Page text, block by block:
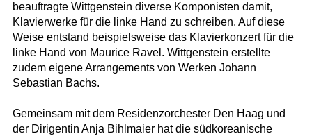
beauftragte Wittgenstein diverse Komponisten damit,
Klavierwerke für die linke Hand zu schreiben. Auf diese
Weise entstand beispielsweise das Klavierkonzert für die
linke Hand von Maurice Ravel. Wittgenstein erstellte
zudem eigene Arrangements von Werken Johann
Sebastian Bachs.
Gemeinsam mit dem Residenzorchester Den Haag und
der Dirigentin Anja Bihlmaier hat die südkoreanische